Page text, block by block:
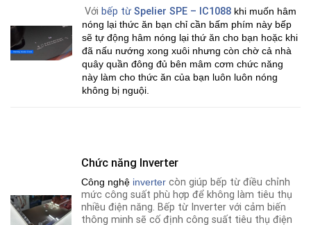
Với bếp từ Spelier SPE – IC1088 khi muốn hâm
nóng lại thức ăn bạn chỉ cần bấm phím này bếp
sẽ tự động hâm nóng lại thứ ăn cho bạn hoặc khi
đã nấu nướng xong xuôi nhưng còn chờ cả nhà
quây quần đông đủ bên mâm cơm chức năng
này làm cho thức ăn của bạn luôn luôn nóng
không bị nguội.
Chức năng Inverter
Công nghệ inverter còn giúp bếp từ điều chỉnh
mức công suất phù hợp để không làm tiêu thụ
nhiều điện năng. Bếp từ Inverter với cảm biến
thông minh sẽ cố định công suất tiêu thụ điện